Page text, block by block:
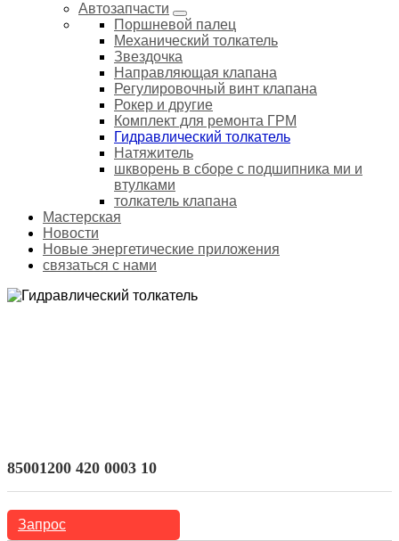
Автозапчасти
Поршневой палец
Механический толкатель
Звездочка
Направляющая клапана
Регулировочный винт клапана
Рокер и другие
Комплект для ремонта ГРМ
Гидравлический толкатель
Натяжитель
шкворень в сборе с подшипника ми и
втулками
толкатель клапана
Мастерская
Новости
Новые энергетические приложения
связаться с нами
85001200 420 0003 10
Запрос